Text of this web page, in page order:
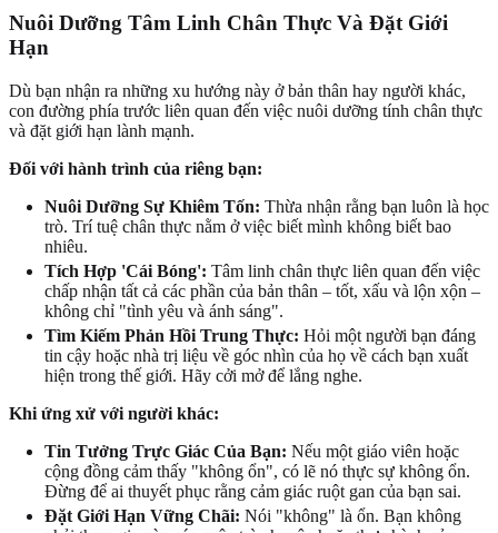
Nuôi Dưỡng Tâm Linh Chân Thực Và Đặt Giới
Hạn
Dù bạn nhận ra những xu hướng này ở bản thân hay người khác,
con đường phía trước liên quan đến việc nuôi dưỡng tính chân thực
và đặt giới hạn lành mạnh.
Đối với hành trình của riêng bạn:
Nuôi Dưỡng Sự Khiêm Tốn: Thừa nhận rằng bạn luôn là học
trò. Trí tuệ chân thực nằm ở việc biết mình không biết bao
nhiêu.
Tích Hợp 'Cái Bóng': Tâm linh chân thực liên quan đến việc
chấp nhận tất cả các phần của bản thân – tốt, xấu và lộn xộn –
không chỉ "tình yêu và ánh sáng".
Tìm Kiếm Phản Hồi Trung Thực: Hỏi một người bạn đáng
tin cậy hoặc nhà trị liệu về góc nhìn của họ về cách bạn xuất
hiện trong thế giới. Hãy cởi mở để lắng nghe.
Khi ứng xử với người khác:
Tin Tưởng Trực Giác Của Bạn: Nếu một giáo viên hoặc
cộng đồng cảm thấy "không ổn", có lẽ nó thực sự không ổn.
Đừng để ai thuyết phục rằng cảm giác ruột gan của bạn sai.
Đặt Giới Hạn Vững Chãi: Nói "không" là ổn. Bạn không